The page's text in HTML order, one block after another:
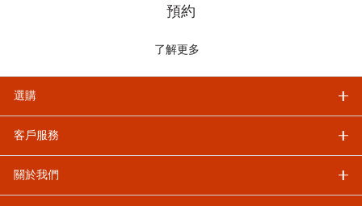
預約
了解更多
選購
客戶服務
關於我們